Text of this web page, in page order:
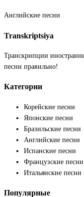
Английские песни
Transkriptsiya
Транскрипции
песни правильно!
Категории
Корейские песни
Японские песни
Бразильские песни
Английские песни
Испанские песни
Французские песни
Итальянские песни
Популярные